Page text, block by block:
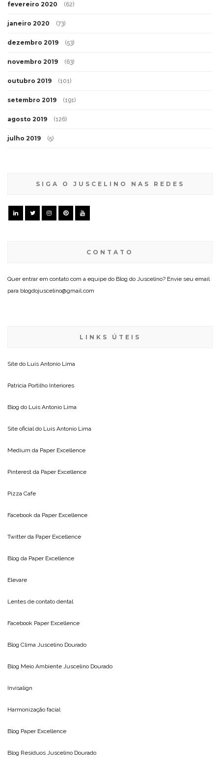
fevereiro 2020 (62)
janeiro 2020 (73)
dezembro 2019 (53)
novembro 2019 (63)
outubro 2019 (101)
setembro 2019 (191)
agosto 2019 (126)
julho 2019 (5)
SIGA O JUSCELINO NAS REDES
CONTATO
Quer entrar em contato com a equipe do Blog do Juscelino? Envie seu email
para blogdojuscelino@gmail.com
LINKS ÚTEIS
Site do Luis Antonio Lima
Patricia Portilho Interiores
Blog do Luis Antonio Lima
Site oficial do Luis Antonio Lima
Medium da Paper Excellence
Pinterest da Paper Excellence
Pizza Cafe
Facebook da Paper Excellence
Twitter da Paper Excellence
Blog da Paper Excellence
Elevare
Lentes de contato dental
Facebook Paper Excellence
Blog Clima Juscelino Dourado
Blog Meio Ambiente Juscelino Dourado
Invisalign
Harmonização facial
Blog Paper Excellence
Blog Resíduos Juscelino Dourado